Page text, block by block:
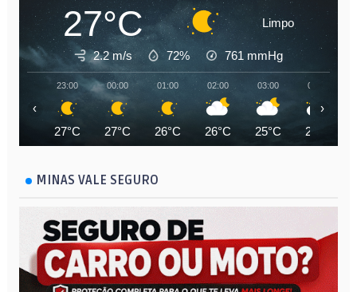
27°C Limpo
2.2 m/s 72% 761 mmHg
23:00
27°C
00:00
27°C
01:00
26°C
02:00
26°C
03:00
25°C
04:00
25°C
‹ ›
MINAS VALE SEGURO